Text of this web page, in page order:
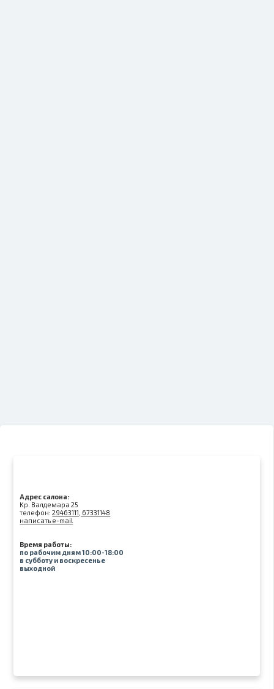
Адрес салона:
Kр. Валдемара 25
телефон:29463111, 67331148
написать e-mail
Время работы:
по рабочим дням 10:00-18:00
в субботу и воскресенье
выходной